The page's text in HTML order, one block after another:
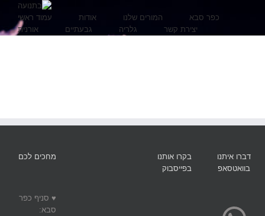
עמוד ראשי אודות המורים שלנו
כפר סבא
אורנית
גבעתיים גלריה יצירת קשר
מחכים לכם
♥ סניף כפר
סבא:
בקרו אותנו
בפייסבוק
דברו איתנו
בוואטסאפ